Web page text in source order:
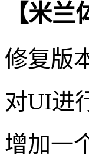
【米
修复版
对UI进
增加一